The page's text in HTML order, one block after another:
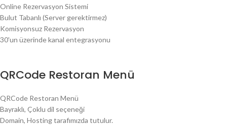
Online Rezervasyon Sistemi
Bulut Tabanlı (Server gerektirmez)
Komisyonsuz Rezervasyon
30'un üzerinde kanal entegrasyonu
QRCode Restoran Menü
QRCode Restoran Menü
Bayraklı, Çoklu dil seçeneği
Domain, Hosting tarafımızda tutulur.